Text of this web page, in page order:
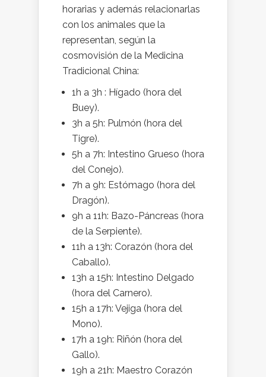
horarias y además relacionarlas
con los animales que la
representan, según la
cosmovisión de la Medicina
Tradicional China:
1h a 3h : Hígado (hora del
Buey).
3h a 5h: Pulmón (hora del
Tigre).
5h a 7h: Intestino Grueso (hora
del Conejo).
7h a 9h: Estómago (hora del
Dragón).
9h a 11h: Bazo-Páncreas (hora
de la Serpiente).
11h a 13h: Corazón (hora del
Caballo).
13h a 15h: Intestino Delgado
(hora del Carnero).
15h a 17h: Vejiga (hora del
Mono).
17h a 19h: Riñón (hora del
Gallo).
19h a 21h: Maestro Corazón